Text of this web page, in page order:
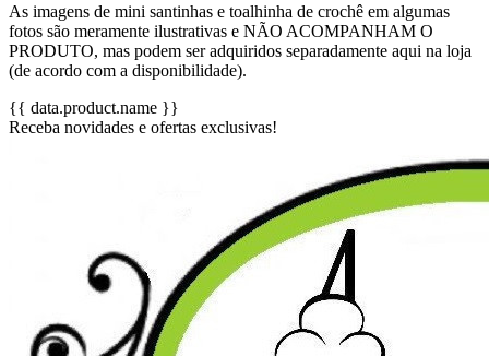
As imagens de mini santinhas e toalhinha de crochê em algumas
fotos são meramente ilustrativas e NÃO ACOMPANHAM O
PRODUTO, mas podem ser adquiridos separadamente aqui na loja
(de acordo com a disponibilidade).
{{ data.product.name }}
Receba novidades e ofertas exclusivas!